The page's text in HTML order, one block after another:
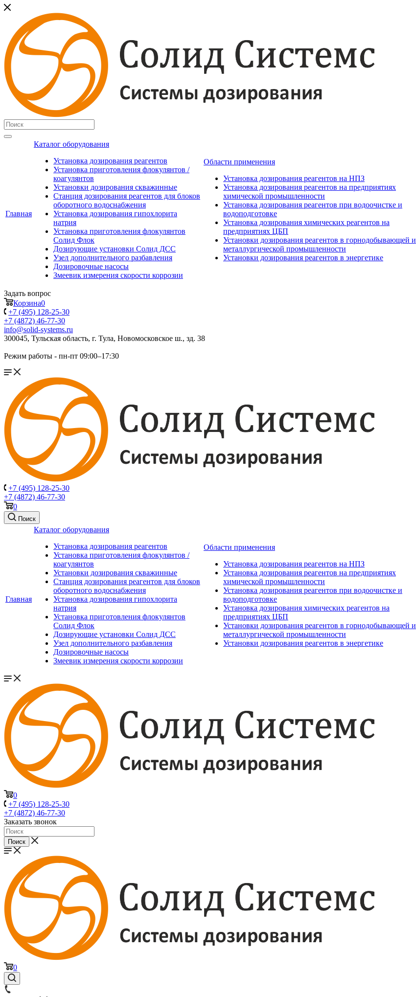
Главная
Каталог оборудования
Установка дозирования реагентов
Установка приготовления флокулянтов /
коагулянтов
Установки дозирования скважинные
Станция дозирования реагентов для блоков
оборотного водоснабжения
Установка дозирования гипохлорита
натрия
Установка приготовления флокулянтов
Солид Флок
Дозирующие установки Солид ДСС
Узел дополнительного разбавления
Дозировочные насосы
Змеевик измерения скорости коррозии
Области применения
Установка дозирования реагентов на НПЗ
Установка дозирования реагентов на предприятиях
химической промышленности
Установка дозирования реагентов при водоочистке и
водоподготовке
Установка дозирования химических реагентов на
предприятиях ЦБП
Установки дозирования реагентов в горнодобывающей и
металлургической промышленности
Установки дозирования реагентов в энергетике
Задать вопрос
Корзина0
+7 (495) 128-25-30
+7 (4872) 46-77-30
info@solid-systems.ru
300045, Тульская область, г. Тула, Новомосковское ш., зд. 38
Режим работы - пн-пт 09:00–17:30
+7 (495) 128-25-30
+7 (4872) 46-77-30
0
Поиск
Главная
Каталог оборудования
Установка дозирования реагентов
Установка приготовления флокулянтов /
коагулянтов
Установки дозирования скважинные
Станция дозирования реагентов для блоков
оборотного водоснабжения
Установка дозирования гипохлорита
натрия
Установка приготовления флокулянтов
Солид Флок
Дозирующие установки Солид ДСС
Узел дополнительного разбавления
Дозировочные насосы
Змеевик измерения скорости коррозии
Области применения
Установка дозирования реагентов на НПЗ
Установка дозирования реагентов на предприятиях
химической промышленности
Установка дозирования реагентов при водоочистке и
водоподготовке
Установка дозирования химических реагентов на
предприятиях ЦБП
Установки дозирования реагентов в горнодобывающей и
металлургической промышленности
Установки дозирования реагентов в энергетике
0
+7 (495) 128-25-30
+7 (4872) 46-77-30
Заказать звонок
Поиск
0